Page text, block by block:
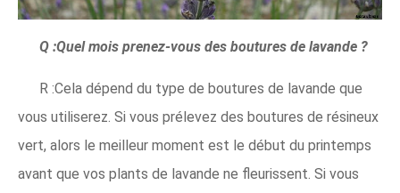
Q :Quel mois prenez-vous des boutures de lavande ?
R :Cela dépend du type de boutures de lavande que
vous utiliserez. Si vous prélevez des boutures de résineux
vert, alors le meilleur moment est le début du printemps
avant que vos plants de lavande ne fleurissent. Si vous